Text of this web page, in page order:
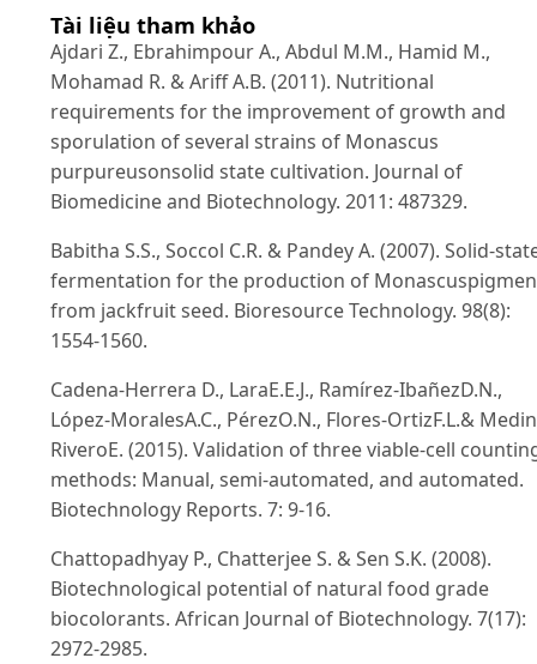
Tài liệu tham khảo
Ajdari Z., Ebrahimpour A., Abdul M.M., Hamid M.,
Mohamad R. & Ariff A.B. (2011). Nutritional
requirements for the improvement of growth and
sporulation of several strains of Monascus
purpureusonsolid state cultivation. Journal of
Biomedicine and Biotechnology. 2011: 487329.
Babitha S.S., Soccol C.R. & Pandey A. (2007). Solid-
fermentation for the production of
from jackfruit seed. Bioresource Technology. 98(8):
1554-1560.
Cadena-Herrera D., LaraE.E.J., Ramírez-IbañezD.N.,
López-MoralesA.C., PérezO.N., Flores-OrtizF.L.&
RiveroE. (2015). Validation of three viable-cell
methods: Manual, semi-automated, and automated.
Biotechnology Reports. 7: 9-16.
Chattopadhyay P., Chatterjee S. & Sen S.K. (2008).
Biotechnological potential of natural food grade
biocolorants. African Journal of Biotechnology. 7(17):
2972-2985.